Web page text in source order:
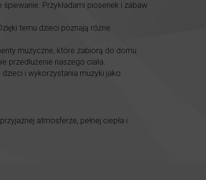
Przykładami piosenek i zabaw
temu dzieci poznają różne
muzyczne, które zabiorą do domu
przedłużenie naszego ciała.
i wykorzystania muzyki jako
atmosferze, pełnej ciepła i